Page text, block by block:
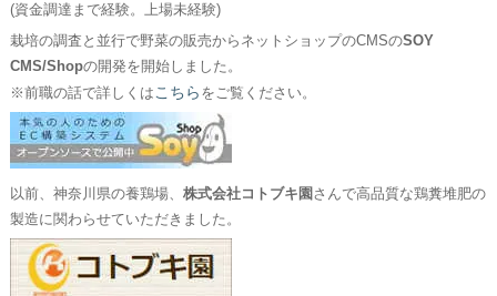
(資金調達まで経験。上場未経験)
栽培の調査と並行で野菜の販売からネットショップのCMSのSOY
CMS/Shopの開発を開始しました。
※前職の話で詳しくはこちら をご覧ください。
以前、神奈川県の養鶏場、 株式会社コトブキ園 さんで高品質な鶏糞堆肥の
製造に関わらせていただきました。